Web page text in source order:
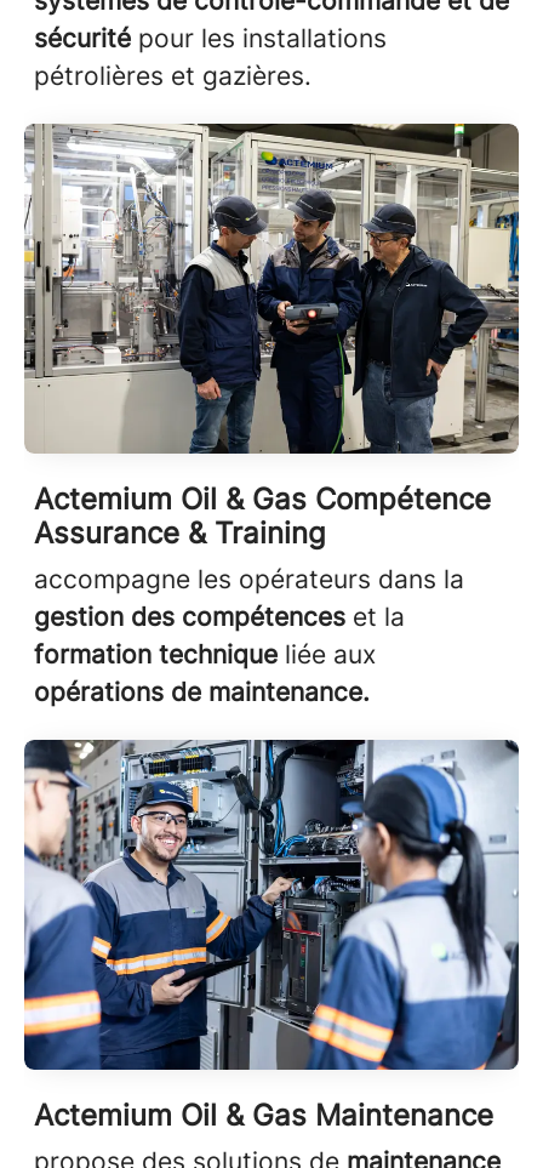
sécurité pour les installations
pétrolières et gazières.
Actemium Oil & Gas Compétence
Assurance & Training
accompagne les opérateurs dans la
gestion des compétences et la
formation technique liée aux
opérations de maintenance.
Actemium Oil & Gas Maintenance
propose des solutions de maintenance